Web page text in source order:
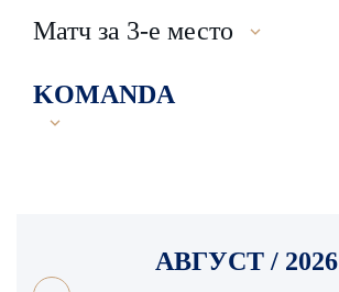
Матч за 3-е место
KOMANDA
АВГУСТ / 2026